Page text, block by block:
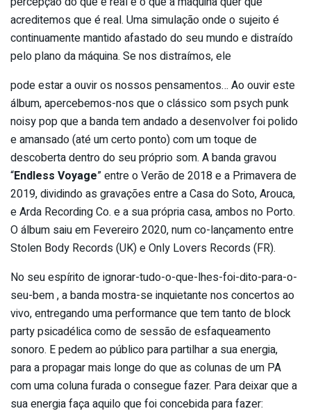
acreditemos que é real. Uma simulação onde o sujeito é
continuamente mantido afastado do seu mundo e distraído
pelo plano da máquina. Se nos distraímos, ele
pode estar a ouvir os nossos pensamentos… Ao ouvir este
álbum, apercebemos-nos que o clássico som psych punk
noisy pop que a banda tem andado a desenvolver foi polido
e amansado (até um certo ponto) com um toque de
descoberta dentro do seu próprio som. A banda gravou
“Endless Voyage” entre o Verão de 2018 e a Primavera de
2019, dividindo as gravações entre a Casa do Soto, Arouca,
e Arda Recording Co. e a sua própria casa, ambos no Porto.
O álbum saiu em Fevereiro 2020, num co-lançamento entre
Stolen Body Records (UK) e Only Lovers Records (FR).
No seu espírito de ignorar-tudo-o-que-lhes-foi-dito-para-o-
seu-bem , a banda mostra-se inquietante nos concertos ao
vivo, entregando uma performance que tem tanto de block
party psicadélica como de sessão de esfaqueamento
sonoro. E pedem ao público para partilhar a sua energia,
para a propagar mais longe do que as colunas de um PA
com uma coluna furada o consegue fazer. Para deixar que a
sua energia faça aquilo que foi concebida para fazer: